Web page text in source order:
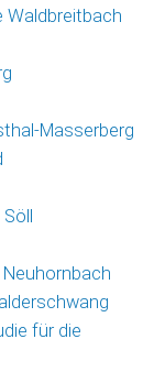
Waldbreitbach
Masserberg
für die